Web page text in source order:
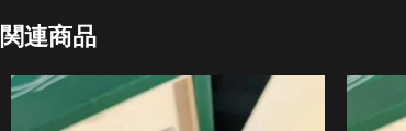
関連商品